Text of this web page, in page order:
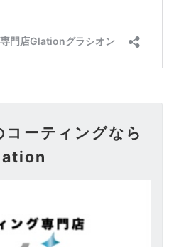
ーティングなら